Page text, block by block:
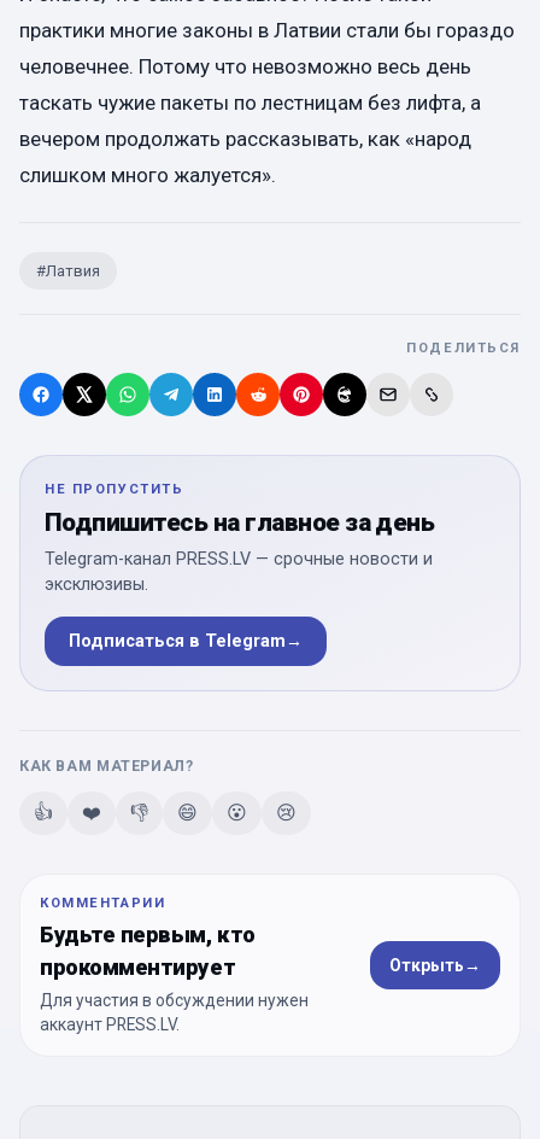
практики многие законы в Латвии стали бы гораздо
человечнее. Потому что невозможно весь день
таскать чужие пакеты по лестницам без лифта, а
вечером продолжать рассказывать, как «народ
слишком много жалуется».
#Латвия
ПОДЕЛИТЬСЯ
НЕ ПРОПУСТИТЬ
Подпишитесь на главное за день
Telegram-канал PRESS.LV — срочные новости и
эксклюзивы.
Подписаться в Telegram→
КАК ВАМ МАТЕРИАЛ?
👍 ❤️ 👎 😄 😮 😢
КОММЕНТАРИИ
Будьте первым, кто
прокомментирует
Для участия в обсуждении нужен
аккаунт PRESS.LV.
Открыть→